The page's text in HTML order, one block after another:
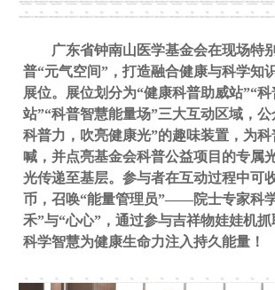
广东省钟南山医学基金会在现场特
普“元气空间”，打造融合健康与科学知
展位。展位划分为“健康科普助威站”“
站”“科普智慧能量场”三大互动区域，公
科普力，吹亮健康光”的趣味装置，为
喊，并点亮基金会科普公益项目的专属
光传递至基层。参与者在互动过程中可
币，召唤“能量管理员”——院士专家科
禾”与“心心”，通过参与吉祥物娃娃机
科学智慧为健康生命力注入持久能量！